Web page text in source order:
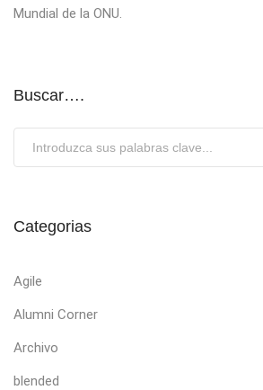
Mundial de la ONU.
Buscar….
Categorias
Agile
Alumni Corner
Archivo
blended